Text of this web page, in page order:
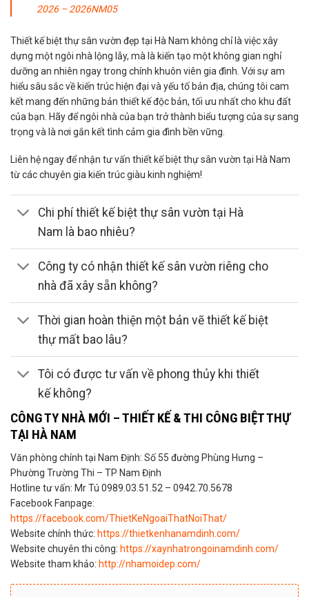
2026 – 2026NM05
Thiết kế biệt thự sân vườn đẹp tại Hà Nam không chỉ là việc xây
dựng một ngôi nhà lộng lẫy, mà là kiến tạo một không gian nghỉ
dưỡng an nhiên ngay trong chính khuôn viên gia đình. Với sự am
hiểu sâu sắc về kiến trúc hiện đại và yếu tố bản địa, chúng tôi cam
kết mang đến những bản thiết kế độc bản, tối ưu nhất cho khu đất
của bạn. Hãy để ngôi nhà của bạn trở thành biểu tượng của sự sang
trọng và là nơi gắn kết tình cảm gia đình bền vững.
Liên hệ ngay để nhận tư vấn thiết kế biệt thự sân vườn tại Hà Nam
từ các chuyên gia kiến trúc giàu kinh nghiệm!
Chi phí thiết kế biệt thự sân vườn tại Hà
Nam là bao nhiêu?
Công ty có nhận thiết kế sân vườn riêng cho
nhà đã xây sẵn không?
Thời gian hoàn thiện một bản vẽ thiết kế biệt
thự mất bao lâu?
Tôi có được tư vấn về phong thủy khi thiết
kế không?
CÔNG TY NHÀ MỚI – THIẾT KẾ & THI CÔNG BIỆT THỰ
TẠI HÀ NAM
Văn phòng chính tại Nam Định: Số 55 đường Phùng Hưng –
Phường Trường Thi – TP Nam Định
Hotline tư vấn: Mr Tú 0989.03.51.52 – 0942.70.5678
Facebook Fanpage:
https://facebook.com/ThietKeNgoaiThatNoiThat/
Website chính thức: https://thietkenhanamdinh.com/
Website chuyên thi công: https://xaynhatrongoinamdinh.com/
Website tham khảo: http://nhamoidep.com/